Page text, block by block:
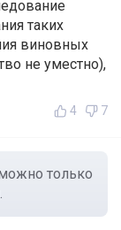
таких
виновных
не уместно),
4 7
только